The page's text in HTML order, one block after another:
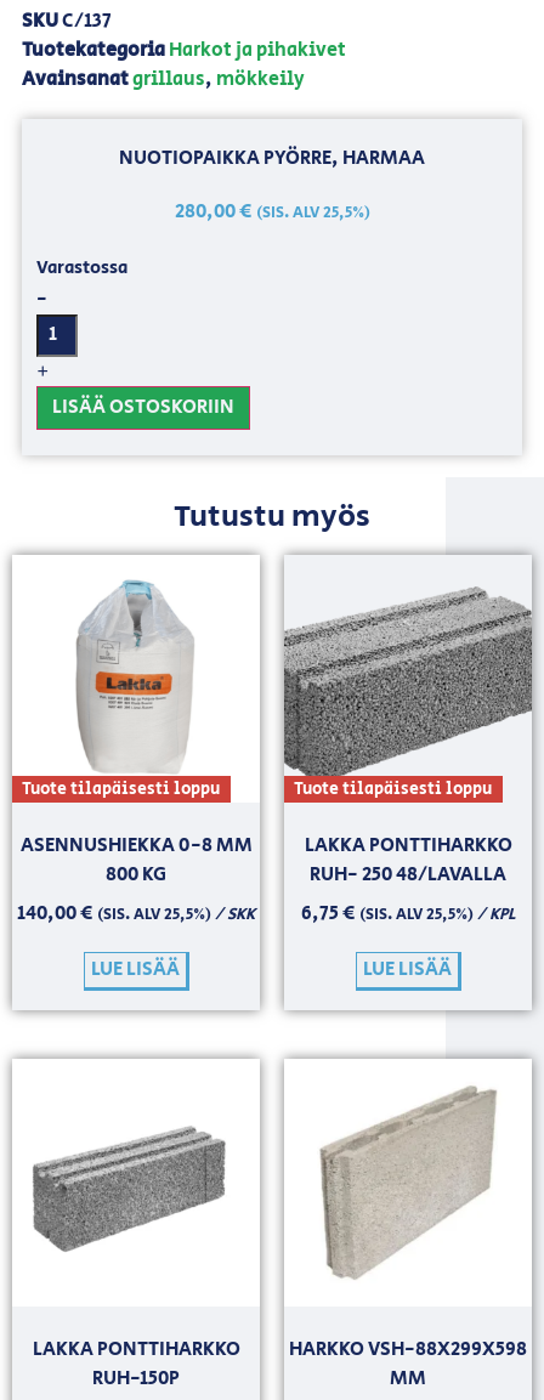
SKUC/137
TuotekategoriaHarkot ja pihakivet
Avainsanatgrillaus, mökkeily
NUOTIOPAIKKA PYÖRRE, HARMAA
280,00€ (SIS. ALV 25,5%)
Varastossa
-
+
LISÄÄ OSTOSKORIIN
Tutustu myös
Tuote tilapäisesti loppu
ASENNUSHIEKKA 0-8 MM
800 KG
140,00€ (SIS. ALV 25,5%)/ SKK
LUE LISÄÄ
Tuote tilapäisesti loppu
LAKKA PONTTIHARKKO
RUH- 250 48/LAVALLA
6,75€ (SIS. ALV 25,5%)/ KPL
LUE LISÄÄ
LAKKA PONTTIHARKKO
RUH-150P
HARKKO VSH-88X299X598
MM